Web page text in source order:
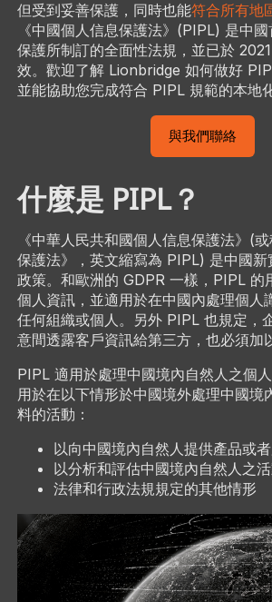
但受到妥善保護，同時也能符合所有地
《中國個人信息保護法》(PIPL) 是中
保護所制訂的全面性法規，並已於
效。歡迎了解 Lionbridge 如何做好
並能協助您完成符合 PIPL 規範的本地
與我們聯絡
什麼是 PIPL？
《中華人民共和國個人信息保護法》(
保護法》，英文縮寫為 PIPL) 是中國新
政策。和歐洲的 GDPR 一樣，PIPL 的
個人資訊，並適用於在中國內處理個人
任何組織或個人。另外 PIPL 也規定，
意間透露客戶資訊給第三方，也必須加
PIPL 適用於處理中國境內自然人之個
用於在以下情形於中國境外處理中國境
料的活動：
以向中國境內自然人提供產品或
以分析和評估中國境內自然人之
法律和行政法規規定的其他情形